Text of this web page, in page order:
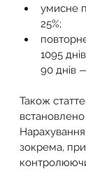
умисне
25%;
1095
90 днів
Також
зокрема,